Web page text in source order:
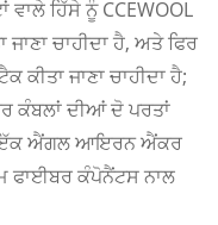
ਹਿੱਸੇ ਨੂੰ CCEWOOL
ਚਾਹੀਦਾ ਹੈ, ਅਤੇ ਫਿਰ
ਕੀਤਾ ਜਾਣਾ ਚਾਹੀਦਾ ਹੈ;
ਕੰਬਲਾਂ ਦੀਆਂ ਦੋ ਪਰਤਾਂ
ਇੱਕ ਐਂਗਲ ਆਇਰਨ ਐਂਕਰ
ਫਾਈਬਰ ਕੰਪੋਨੈਂਟਸ ਨਾਲ